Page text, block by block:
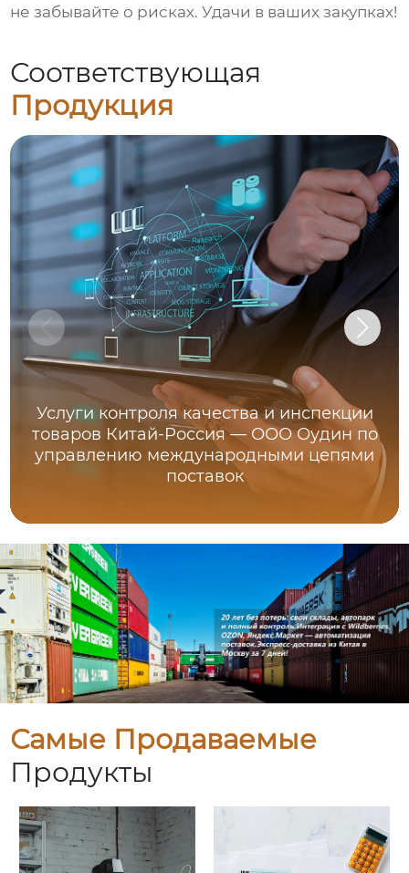
не забывайте о рисках. Удачи в ваших закупках!
Соответствующая
Продукция
Услуги контроля качества и инспекции
товаров Китай-Россия — ООО Оудин по
управлению международными цепями
поставок
Самые Продаваемые
Продукты